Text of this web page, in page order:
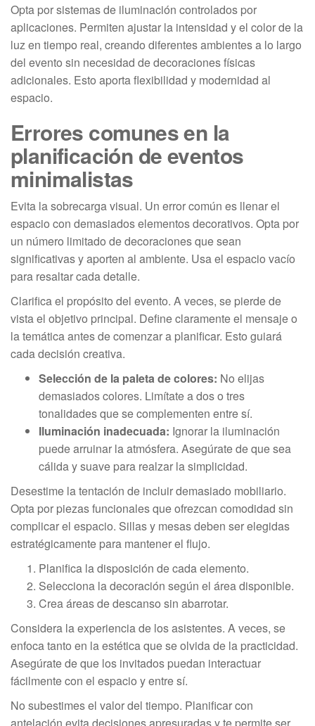
Opta por sistemas de iluminación controlados por
aplicaciones. Permiten ajustar la intensidad y el color de la
luz en tiempo real, creando diferentes ambientes a lo largo
del evento sin necesidad de decoraciones físicas
adicionales. Esto aporta flexibilidad y modernidad al
espacio.
Errores comunes en la
planificación de eventos
minimalistas
Evita la sobrecarga visual. Un error común es llenar el
espacio con demasiados elementos decorativos. Opta por
un número limitado de decoraciones que sean
significativas y aporten al ambiente. Usa el espacio vacío
para resaltar cada detalle.
Clarifica el propósito del evento. A veces, se pierde de
vista el objetivo principal. Define claramente el mensaje o
la temática antes de comenzar a planificar. Esto guiará
cada decisión creativa.
Selección de la paleta de colores: No elijas
demasiados colores. Limítate a dos o tres
tonalidades que se complementen entre sí.
Iluminación inadecuada: Ignorar la iluminación
puede arruinar la atmósfera. Asegúrate de que sea
cálida y suave para realzar la simplicidad.
Desestime la tentación de incluir demasiado mobiliario.
Opta por piezas funcionales que ofrezcan comodidad sin
complicar el espacio. Sillas y mesas deben ser elegidas
estratégicamente para mantener el flujo.
Planifica la disposición de cada elemento.
Selecciona la decoración según el área disponible.
Crea áreas de descanso sin abarrotar.
Considera la experiencia de los asistentes. A veces, se
enfoca tanto en la estética que se olvida de la practicidad.
Asegúrate de que los invitados puedan interactuar
fácilmente con el espacio y entre sí.
No subestimes el valor del tiempo. Planificar con
antelación evita decisiones apresuradas y te permite ser